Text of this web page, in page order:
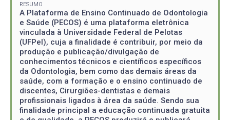
RESUMO
A Plataforma de Ensino Continuado de Odontologia
e Saúde (PECOS) é uma plataforma eletrônica
vinculada à Universidade Federal de Pelotas
(UFPel), cuja a finalidade é contribuir, por meio da
produção e publicação/divulgação de
conhecimentos técnicos e científicos específicos
da Odontologia, bem como das demais áreas da
saúde, com a formação e o ensino continuado de
discentes, Cirurgiões-dentistas e demais
profissionais ligados à área da saúde. Sendo sua
finalidade principal a educação continuada gratuita